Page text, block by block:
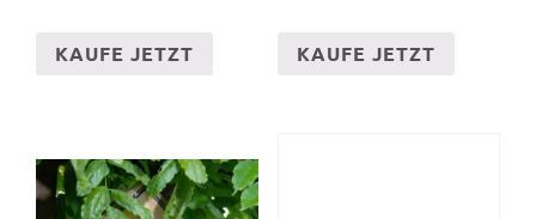
KAUFE JETZT KAUFE JETZT